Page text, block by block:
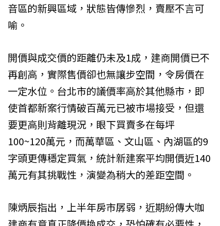
音區的新興區域，狀態皆傳慘烈，賣壓不言可
喻。
開價與成交價的距離仍未及1成，建商開價已不
再創高，實際售價卻也無讓步空間，令房價在
一定水位。台北市的議價率高於其他縣市，即
使首都新案行情破百萬元已被市場接受，但還
要更高則背離現況，眼下買賣多在每坪
100~120萬元，而萬華區、文山區、內湖區的9
字頭更傳穩定買氣，統計新建案平均開價近140
萬元有其挑戰性，演變為稍大的差距空間。
陳炳辰指出，上半年房市孱弱，近期紛傳大咖